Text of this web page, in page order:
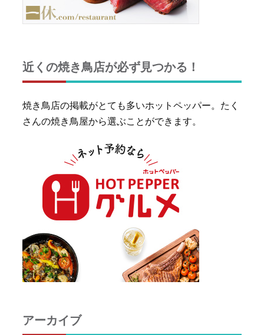
近くの焼き鳥店が必ず見つかる！
焼き鳥店の掲載がとても多いホットペッパー。たく
さんの焼き鳥屋から選ぶことができます。
アーカイブ